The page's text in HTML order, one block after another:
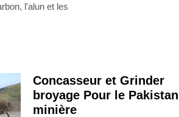
l'alun et les
Concasseur et Grinder
broyage Pour le Pakistan
minière